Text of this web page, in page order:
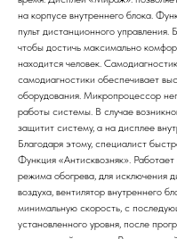
на корпусе внутреннего блока.
пульт дистанционного
чтобы достичь максимально
находится человек.
самодиагностики обеспечивает
оборудования. Микропроцессор
работы системы. В случае
защитит систему, а на дисплее
Благодаря этому, специалист
Функция «Антисквозняк».
режима обогрева, для исключения
воздуха, вентилятор внутреннего
минимальную скорость, с
установленного уровня, после